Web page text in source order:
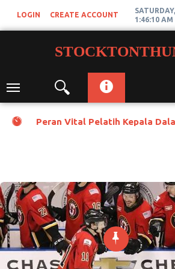
content
LOGIN CREATE ACCOUNT
1:46:11 AM
Toggle
navigation
Peran Vital Pelatih Kepala
Blog